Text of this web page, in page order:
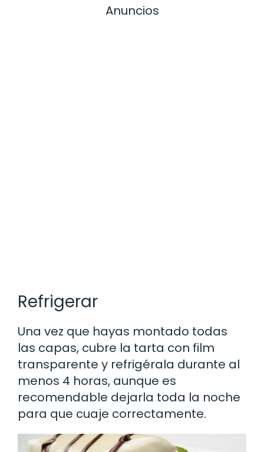
Anuncios
Refrigerar
Una vez que hayas montado todas
las capas, cubre la tarta con film
transparente y refrigérala durante al
menos 4 horas, aunque es
recomendable dejarla toda la noche
para que cuaje correctamente.